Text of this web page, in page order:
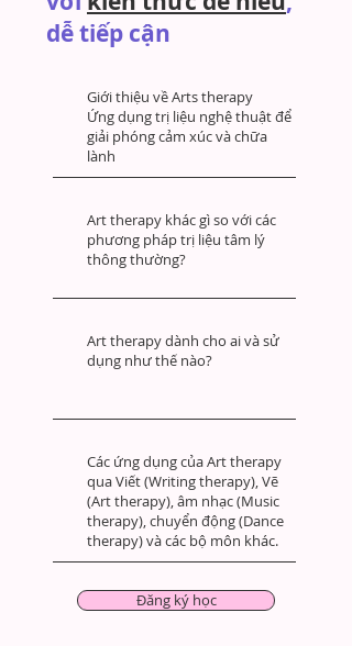
dễ tiếp cận
Giới thiệu về Arts therapy
Ứng dụng trị liệu nghệ thuật để
giải phóng cảm xúc và chữa
lành​
Art therapy khác gì so với các
phương pháp trị liệu tâm lý
thông thường?​
Art therapy dành cho ai và sử
dụng như thế nào?
​Các ứng dụng của Art therapy
qua Viết (Writing therapy), Vẽ
(Art therapy), âm nhạc (Music
therapy), chuyển động (Dance
therapy) và các bộ môn khác.
Đăng ký học